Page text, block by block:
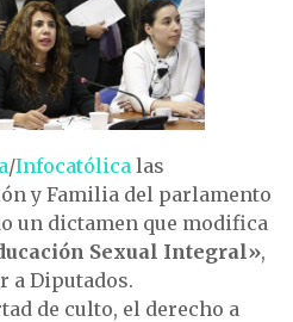
/Infocatólica las
y Familia del parlamento
un dictamen que modifica
Sexual Integral»,
a Diputados.
de culto, el derecho a